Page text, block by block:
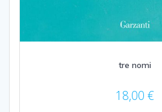
tre nomi
18,00 €